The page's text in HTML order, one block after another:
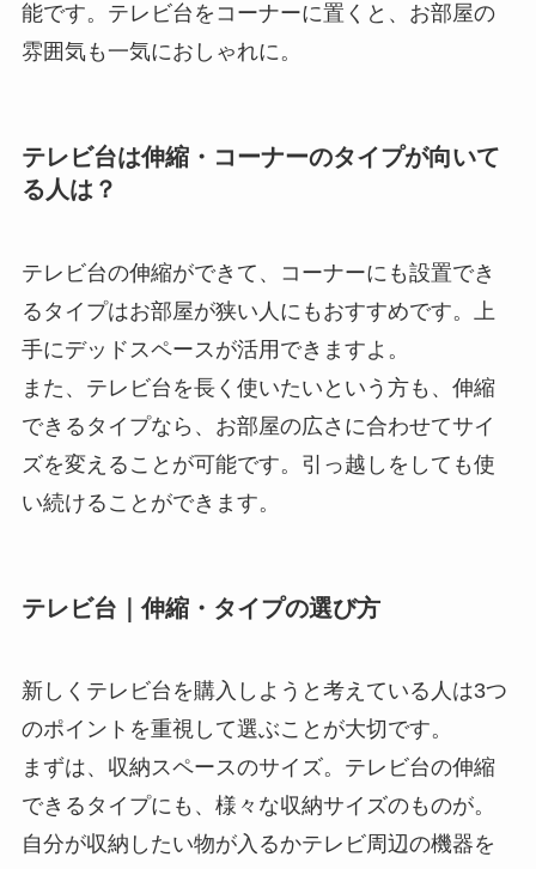
能です。テレビ台をコーナーに置くと、お部屋の
雰囲気も一気におしゃれに。
テレビ台は伸縮・コーナーのタイプが向いて
る人は？
テレビ台の伸縮ができて、コーナーにも設置でき
るタイプはお部屋が狭い人にもおすすめです。上
手にデッドスペースが活用できますよ。
また、テレビ台を長く使いたいという方も、伸縮
できるタイプなら、お部屋の広さに合わせてサイ
ズを変えることが可能です。引っ越しをしても使
い続けることができます。
テレビ台｜伸縮・タイプの選び方
新しくテレビ台を購入しようと考えている人は3つ
のポイントを重視して選ぶことが大切です。
まずは、収納スペースのサイズ。テレビ台の伸縮
できるタイプにも、様々な収納サイズのものが。
自分が収納したい物が入るかテレビ周辺の機器を